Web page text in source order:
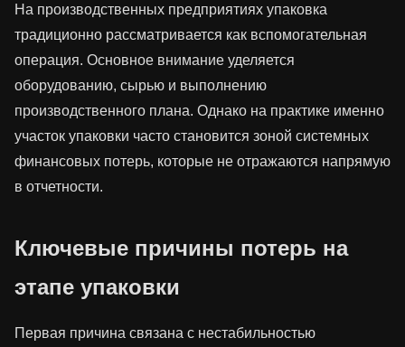
На производственных предприятиях упаковка
традиционно рассматривается как вспомогательная
операция. Основное внимание уделяется
оборудованию, сырью и выполнению
производственного плана. Однако на практике именно
участок упаковки часто становится зоной системных
финансовых потерь, которые не отражаются напрямую
в отчетности.
Ключевые причины потерь на
этапе упаковки
Первая причина связана с нестабильностью